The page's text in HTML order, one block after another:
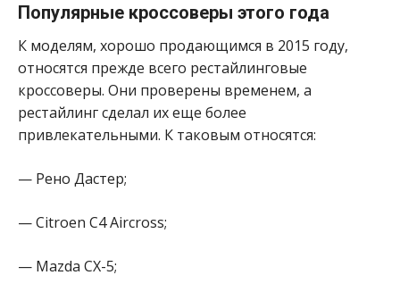
Популярные кроссоверы этого года
К моделям, хорошо продающимся в 2015 году,
относятся прежде всего рестайлинговые
кроссоверы. Они проверены временем, а
рестайлинг сделал их еще более
привлекательными. К таковым относятся:
— Рено Дастер;
— Citroen C4 Aircross;
— Mazda CX-5;